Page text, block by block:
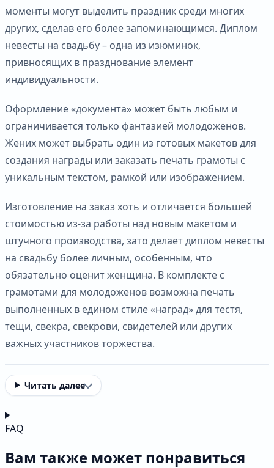
моменты могут выделить праздник среди многих
других, сделав его более запоминающимся. Диплом
невесты на свадьбу – одна из изюминок,
привносящих в празднование элемент
индивидуальности.
Оформление «документа» может быть любым и
ограничивается только фантазией молодоженов.
Жених может выбрать один из готовых макетов для
создания награды или заказать печать грамоты с
уникальным текстом, рамкой или изображением.
Изготовление на заказ хоть и отличается большей
стоимостью из-за работы над новым макетом и
штучного производства, зато делает диплом невесты
на свадьбу более личным, особенным, что
обязательно оценит женщина. В комплекте с
грамотами для молодоженов возможна печать
выполненных в едином стиле «наград» для тестя,
тещи, свекра, свекрови, свидетелей или других
важных участников торжества.
Читать далее
FAQ
Вам также может понравиться